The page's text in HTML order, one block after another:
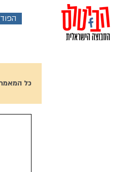
כל
יום